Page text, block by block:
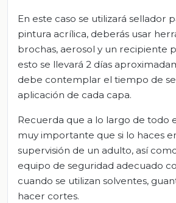
En este caso se utilizará sellador
pintura acrílica, deberás usar
brochas, aerosol y un recipiente
esto se llevará 2 días
debe contemplar el tiempo de
aplicación de cada capa.
Recuerda que a lo largo de todo
muy importante que si lo haces
supervisión de un adulto, así
equipo de seguridad adecuado
cuando se utilizan solventes,
hacer cortes.